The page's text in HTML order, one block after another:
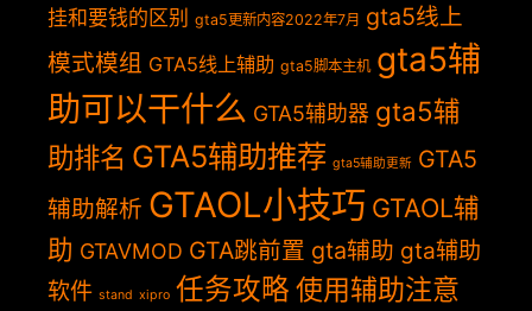
挂和要钱的区别
gta5更新内容2022年7月 gta5线上
模式模组 GTA5线上辅助 gta5脚本主机 gta5辅
助可以干什么 GTA5辅助器 gta5辅
助排名 GTA5辅助推荐 gta5辅助更新 GTA5
辅助解析 GTAOL小技巧 GTAOL辅
助 GTAVMOD GTA跳前置 gta辅助 gta辅助
软件 stand xipro 任务攻略 使用辅助注意